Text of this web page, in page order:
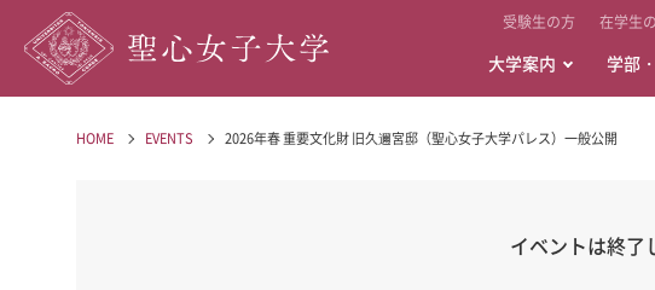
受験生の方 在学生
大学案内 学部
HOME EVENTS 2026年春 重要文化財 旧久邇宮邸（聖心女子大学パレス）一般公開
イベントは終了